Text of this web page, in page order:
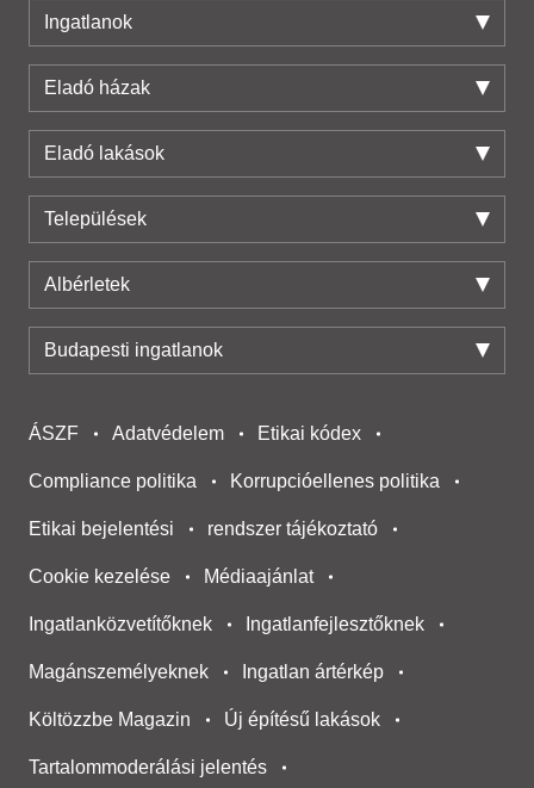
Ingatlanok
Eladó házak
Eladó lakások
Települések
Albérletek
Budapesti ingatlanok
ÁSZF Adatvédelem Etikai kódex
Compliance politika Korrupcióellenes politika
Etikai bejelentési rendszer tájékoztató
Cookie kezelése Médiaajánlat
Ingatlanközvetítőknek Ingatlanfejlesztőknek
Magánszemélyeknek Ingatlan ártérkép
Költözzbe Magazin Új építésű lakások
Tartalommoderálási jelentés